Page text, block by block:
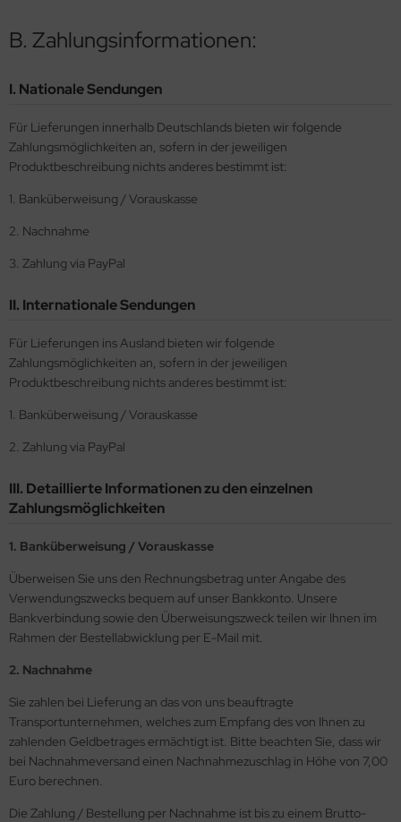
B. Zahlungsinformationen:
I. Nationale Sendungen
Für Lieferungen innerhalb Deutschlands bieten wir folgende
Zahlungsmöglichkeiten an, sofern in der jeweiligen
Produktbeschreibung nichts anderes bestimmt ist:
1. Banküberweisung / Vorauskasse
2. Nachnahme
3. Zahlung via PayPal
II. Internationale Sendungen
Für Lieferungen ins Ausland bieten wir folgende
Zahlungsmöglichkeiten an, sofern in der jeweiligen
Produktbeschreibung nichts anderes bestimmt ist:
1. Banküberweisung / Vorauskasse
2. Zahlung via PayPal
III. Detaillierte Informationen zu den einzelnen
Zahlungsmöglichkeiten
1. Banküberweisung / Vorauskasse
Überweisen Sie uns den Rechnungsbetrag unter Angabe des
Verwendungszwecks bequem auf unser Bankkonto. Unsere
Bankverbindung sowie den Überweisungszweck teilen wir Ihnen im
Rahmen der Bestellabwicklung per E-Mail mit.
2. Nachnahme
Sie zahlen bei Lieferung an das von uns beauftragte
Transportunternehmen, welches zum Empfang des von Ihnen zu
zahlenden Geldbetrages ermächtigt ist. Bitte beachten Sie, dass wir
bei Nachnahmeversand einen Nachnahmezuschlag in Höhe von 7,00
Euro berechnen.
Die Zahlung / Bestellung per Nachnahme ist bis zu einem Brutto-
Art
Hobby
Model